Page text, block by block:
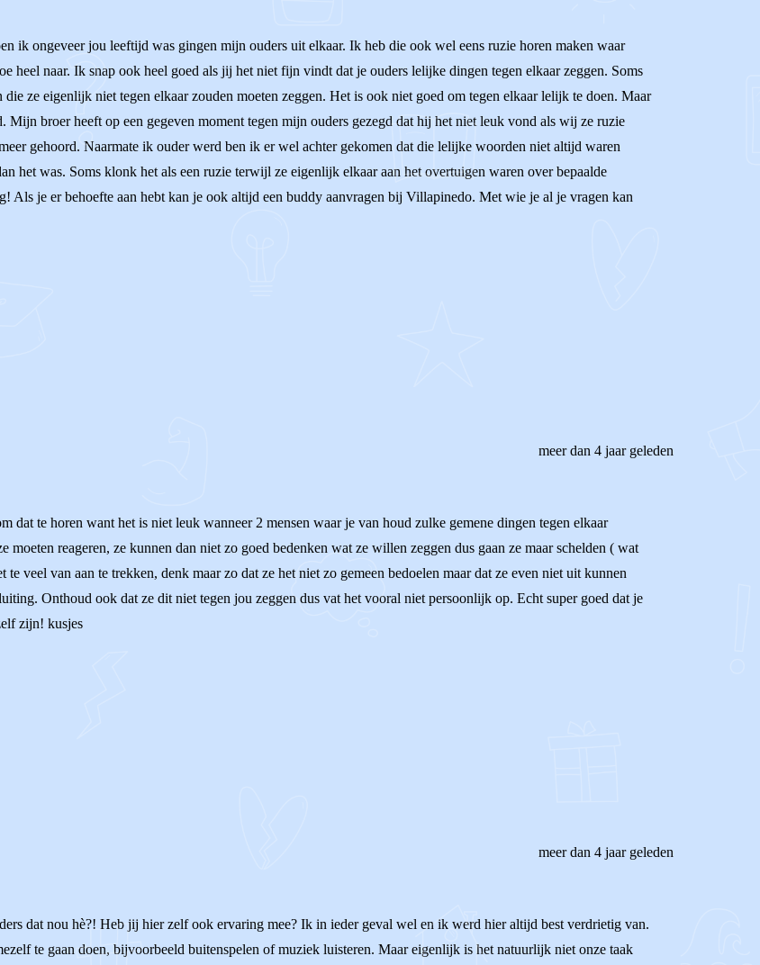
ik ongeveer jou leeftijd was gingen mijn ouders uit elkaar. Ik heb die ook wel eens ruzie horen maken waar
naar. Ik snap ook heel goed als jij het niet fijn vindt dat je ouders lelijke dingen tegen elkaar zeggen. Soms
ze eigenlijk niet tegen elkaar zouden moeten zeggen. Het is ook niet goed om tegen elkaar lelijk te doen. Maar
Mijn broer heeft op een gegeven moment tegen mijn ouders gezegd dat hij het niet leuk vond als wij ze ruzie
gehoord. Naarmate ik ouder werd ben ik er wel achter gekomen dat die lelijke woorden niet altijd waren
het was. Soms klonk het als een ruzie terwijl ze eigenlijk elkaar aan het overtuigen waren over bepaalde
Als je er behoefte aan hebt kan je ook altijd een buddy aanvragen bij Villapinedo. Met wie je al je vragen kan
meer dan 4 jaar geleden
dat te horen want het is niet leuk wanneer 2 mensen waar je van houd zulke gemene dingen tegen elkaar
moeten reageren, ze kunnen dan niet zo goed bedenken wat ze willen zeggen dus gaan ze maar schelden ( wat
veel van aan te trekken, denk maar zo dat ze het niet zo gemeen bedoelen maar dat ze even niet uit kunnen
Onthoud ook dat ze dit niet tegen jou zeggen dus vat het vooral niet persoonlijk op. Echt super goed dat je
zijn! kusjes
meer dan 4 jaar geleden
dat nou hè?! Heb jij hier zelf ook ervaring mee? Ik in ieder geval wel en ik werd hier altijd best verdrietig van.
te gaan doen, bijvoorbeeld buitenspelen of muziek luisteren. Maar eigenlijk is het natuurlijk niet onze taak